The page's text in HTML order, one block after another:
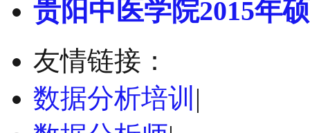
贵阳中医学院2015年硕
友情链接：
数据分析培训 |